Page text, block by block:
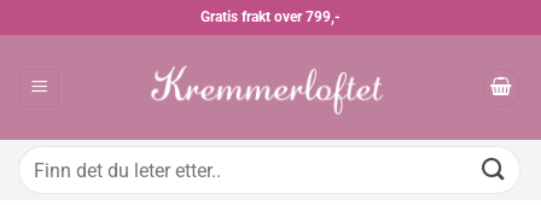
Gratis frakt over 799,-
Søk